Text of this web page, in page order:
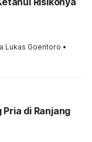
Lukas Goentoro •
di Ranjang